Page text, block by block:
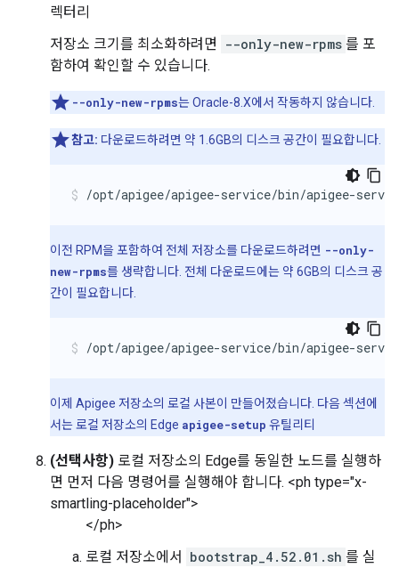
렉터리
저장소 크기를 최소화하려면
--only-new-rpms 를 포
함하여 확인할 수 있습니다.
--only-new-rpms는 Oracle-8.X에서 작동하지 않습니다.
참고: 다운로드하려면 약 1.6GB의 디스크 공간이 필요합니다.
/opt/apigee/apigee-service/bin/apigee-
이전 RPM을 포함하여 전체 저장소를 다운로드하려면 --only-
new-rpms를 생략합니다. 전체 다운로드에는 약 6GB의 디스크 공
간이 필요합니다.
/opt/apigee/apigee-service/bin/apigee-
이제 Apigee 저장소의 로컬 사본이 만들어졌습니다. 다음 섹션에
서는 로컬 저장소의 Edge apigee-setup 유틸리티
(선택사항) 로컬 저장소의 Edge를 동일한 노드를 실행하
면 먼저 다음 명령어를 실행해야 합니다. <ph type="x-
smartling-placeholder">
</ph>
로컬 저장소에서
bootstrap_4.52.01.sh 를 실